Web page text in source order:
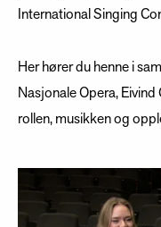
International Singing
Her hører du henne i
Nasjonale Opera,
rollen, musikken og